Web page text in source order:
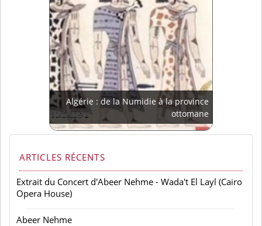
Algérie : de la Numidie à la province
ottomane
ARTICLES RÉCENTS
Extrait du Concert d'Abeer Nehme - Wada't El Layl (Cairo
Opera House)
Abeer Nehme